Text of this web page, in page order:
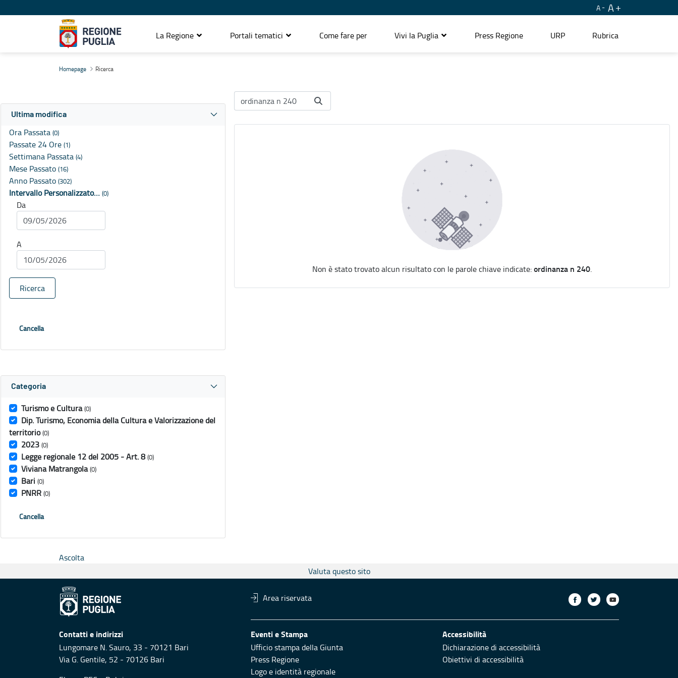
A A
La Regione Portali tematici Come fare per Vivi la Puglia Press Regione URP Rubrica
Homepage Ricerca
Ultima modifica
Ora Passata (0)
Passate 24 Ore (1)
Settimana Passata (4)
Mese Passato (16)
Anno Passato (302)
Intervallo Personalizzato… (0)
Da
A
Ricerca
Cancella
Categoria
Turismo e Cultura (0)
Dip. Turismo, Economia della Cultura e Valorizzazione del
territorio (0)
2023 (0)
Legge regionale 12 del 2005 - Art. 8 (0)
Viviana Matrangola (0)
Bari (0)
PNRR (0)
Cancella
Non è stato trovato alcun risultato con le parole chiave indicate:ordinanza n 240.
Ascolta
Valuta questo sito
Area riservata
Contatti e indirizzi
Lungomare N. Sauro, 33 - 70121 Bari
Via G. Gentile, 52 - 70126 Bari
Eventi e Stampa
Ufficio stampa della Giunta
Press Regione
Logo e identità regionale
Accessibilità
Dichiarazione di accessibilità
Obiettivi di accessibilità